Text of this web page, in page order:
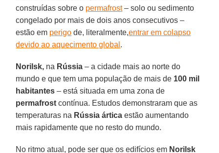
construídas sobre o permafrost– solo ou sedimento
congelado por mais de dois anos consecutivos –
estão em perigo de, literalmente,entrar em colapso
devido ao aquecimento global .
Norilsk, na Rússia – a cidade mais ao norte do
mundo e que tem uma população de mais de 100 mil
habitantes – está situada em uma zona de
permafrost contínua. Estudos demonstraram que as
temperaturas na Rússia ártica estão aumentando
mais rapidamente que no resto do mundo.
No ritmo atual, pode ser que os edifícios em Norilsk